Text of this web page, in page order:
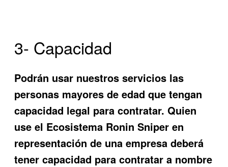
3- Capacidad
Podrán usar nuestros servicios las
personas mayores de edad que tengan
capacidad legal para contratar. Quien
use el Ecosistema Ronin Sniper en
representación de una empresa deberá
tener capacidad para contratar a nombre